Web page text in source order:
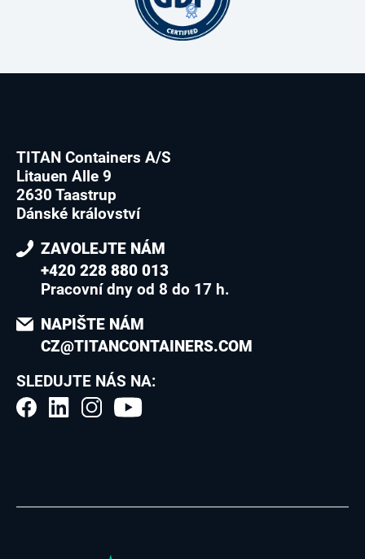
TITAN Containers A/S
Litauen Alle 9
2630 Taastrup
Dánské království
ZAVOLEJTE NÁM
+420 228 880 013
Pracovní dny od 8 do 17 h.
NAPIŠTE NÁM
CZ@TITANCONTAINERS.COM
SLEDUJTE NÁS NA: